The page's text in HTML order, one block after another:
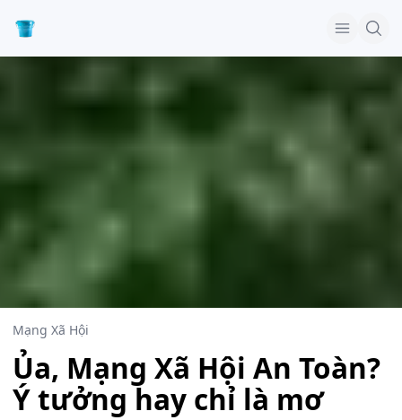
Mạng Xã Hội
Ủa, Mạng Xã Hội An Toàn?
Ý tưởng hay chỉ là mơ